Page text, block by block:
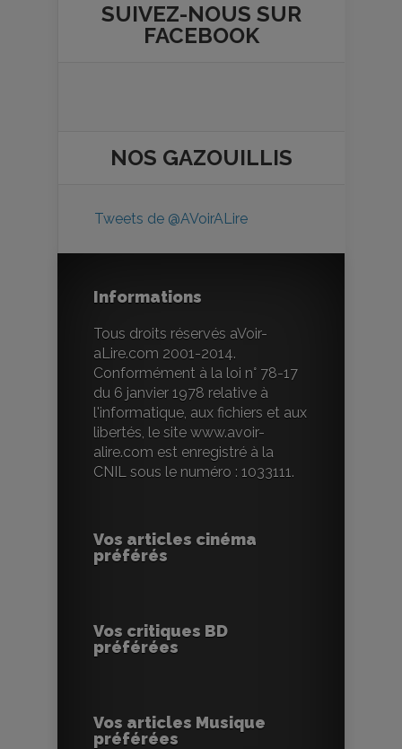
SUIVEZ-NOUS SUR
FACEBOOK
NOS GAZOUILLIS
Tweets de @AVoirALire
Informations
Tous droits réservés aVoir-
aLire.com 2001-2014.
Conformément à la loi n° 78-17
du 6 janvier 1978 relative à
l'informatique, aux fichiers et aux
libertés, le site www.avoir-
alire.com est enregistré à la
CNIL sous le numéro : 1033111.
Vos articles cinéma
préférés
Vos critiques BD
préférées
Vos articles Musique
préférées